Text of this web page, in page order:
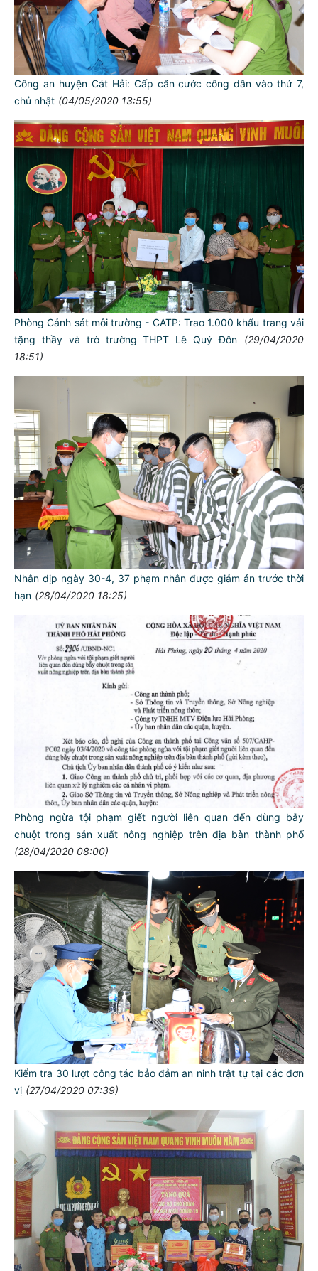
Công an huyện Cát Hải: Cấp căn cước công dân vào thứ 7,
chủ nhật (04/05/2020 13:55)
Phòng Cảnh sát môi trường - CATP: Trao 1.000 khẩu trang vải
tặng thầy và trò trường THPT Lê Quý Đôn
(29/04/2020
18:51)
Nhân dịp ngày 30-4, 37 phạm nhân được giảm án trước thời
hạn (28/04/2020 18:25)
Phòng ngừa tội phạm giết người liên quan đến dùng bẫy
chuột trong sản xuất nông nghiệp trên địa bàn thành phố
(28/04/2020 08:00)
Kiểm tra 30 lượt công tác bảo đảm an ninh trật tự tại các đơn
vị (27/04/2020 07:39)